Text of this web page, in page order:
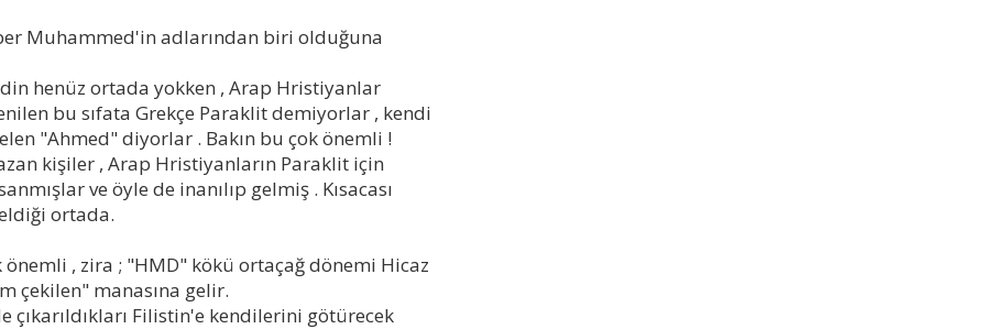
Muhammed'in adlarından biri olduğuna
henüz ortada yokken , Arap Hristiyanlar
bu sıfata Grekçe Paraklit demiyorlar , kendi
"Ahmed" diyorlar . Bakın bu çok önemli !
kişiler , Arap Hristiyanların Paraklit için
ve öyle de inanılıp gelmiş . Kısacası
ortada.
, zira ; "HMD" kökü ortaçağ dönemi Hicaz
çekilen" manasına gelir.
çıkarıldıkları Filistin'e kendilerini götürecek